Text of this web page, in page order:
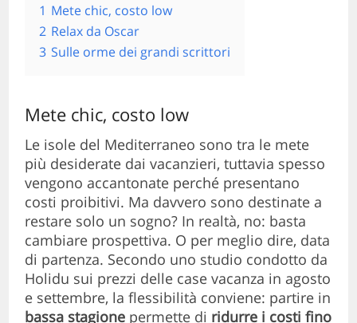
1 Mete chic, costo low
2 Relax da Oscar
3 Sulle orme dei grandi scrittori
Mete chic, costo low
Le isole del Mediterraneo sono tra le mete
più desiderate dai vacanzieri, tuttavia spesso
vengono accantonate perché presentano
costi proibitivi. Ma davvero sono destinate a
restare solo un sogno? In realtà, no: basta
cambiare prospettiva. O per meglio dire, data
di partenza. Secondo uno studio condotto da
Holidu sui prezzi delle case vacanza in agosto
e settembre, la flessibilità conviene: partire in
bassa stagione permette di ridurre i costi fino